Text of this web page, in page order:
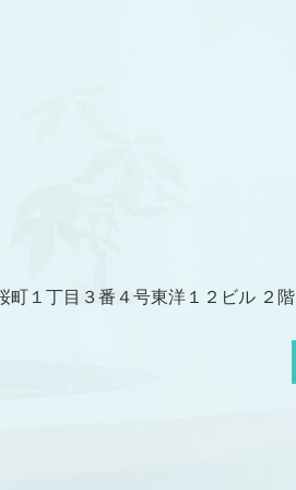
町１丁目３番４号東洋１２ビル ２階